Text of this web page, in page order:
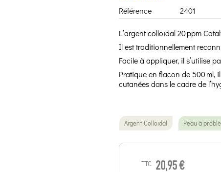
Référence 2401
L’argent colloïdal 20 ppm
Il est traditionnellement
Facile à appliquer, il s’utilise
Pratique en flacon de 500 ml,
cutanées dans le cadre de
Argent Colloïdal Peau à
TTC 20,95 €